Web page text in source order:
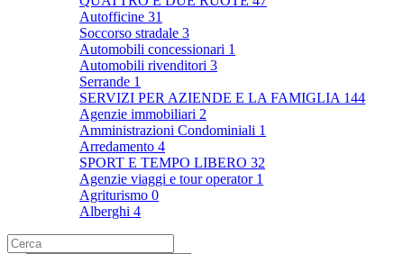
Autofficine 31
Soccorso stradale 3
Automobili concessionari 1
Automobili rivenditori 3
Serrande 1
SERVIZI PER AZIENDE E LA FAMIGLIA 144
Agenzie immobiliari 2
Amministrazioni Condominiali 1
Arredamento 4
SPORT E TEMPO LIBERO 32
Agenzie viaggi e tour operator 1
Agriturismo 0
Alberghi 4